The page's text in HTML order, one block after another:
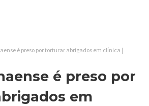
é preso por torturar abrigados em clínica |
é preso por
em